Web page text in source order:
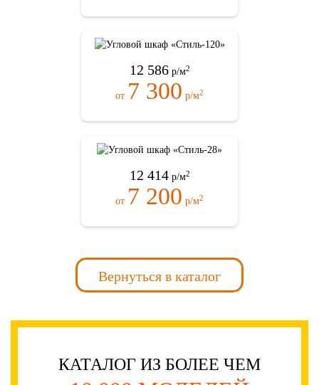
12 586р/м2
от 7 300 р/м2
12 414р/м2
от 7 200 р/м2
Вернуться в каталог
КАТАЛОГ ИЗ БОЛЕЕ ЧЕМ